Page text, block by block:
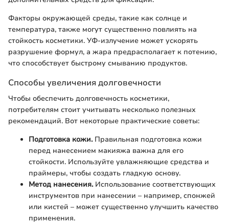
Факторы окружающей среды, такие как солнце и
температура, также могут существенно повлиять на
стойкость косметики. УФ-излучение может ускорять
разрушение формул, а жара предрасполагает к потению,
что способствует быстрому смыванию продуктов.
Способы увеличения долговечности
Чтобы обеспечить долговечность косметики,
потребителям стоит учитывать несколько полезных
рекомендаций. Вот некоторые практические советы:
Подготовка кожи.Правильная подготовка кожи
перед нанесением макияжа важна для его
стойкости. Используйте увлажняющие средства и
праймеры, чтобы создать гладкую основу.
Метод нанесения.Использование соответствующих
инструментов при нанесении – например, спонжей
или кистей – может существенно улучшить качество
применения.